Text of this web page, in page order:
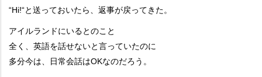
“Hi!“と送っておいたら、返事が戻ってきた。
アイルランドにいるとのこと
全く、英語を話せないと言っていたのに
多分今は、日常会話はOKなのだろう。